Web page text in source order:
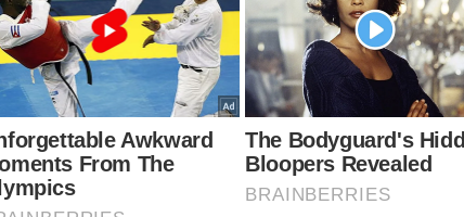
pelampung untuk sampai ke kampung.
Artikel Berkaitan:
Nahas Elmina: Suami pesan kebumikan di kampung
halaman
Lelaki sanggup ulang-alik 300km rogol remaja ditahan
Mahu seronok sanggup gadai nyawa seludup syabu
"Sudah tiga jam terapung, bersyukur dia selamat